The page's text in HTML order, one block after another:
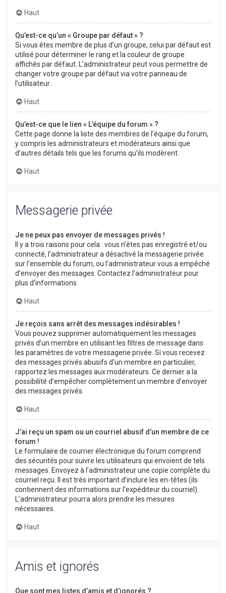
Haut
Qu’est-ce qu’un « Groupe par défaut » ?
Si vous êtes membre de plus d’un groupe, celui par défaut est
utilisé pour déterminer le rang et la couleur de groupe
affichés par défaut. L’administrateur peut vous permettre de
changer votre groupe par défaut via votre panneau de
l’utilisateur.
Haut
Qu’est-ce que le lien « L’équipe du forum » ?
Cette page donne la liste des membres de l’équipe du forum,
y compris les administrateurs et modérateurs ainsi que
d’autres détails tels que les forums qu’ils modèrent.
Haut
Messagerie privée
Je ne peux pas envoyer de messages privés !
Il y a trois raisons pour cela : vous n’êtes pas enregistré et/ou
connecté, l’administrateur a désactivé la messagerie privée
sur l’ensemble du forum, ou l’administrateur vous a empêché
d’envoyer des messages. Contactez l’administrateur pour
plus d’informations.
Haut
Je reçois sans arrêt des messages indésirables !
Vous pouvez supprimer automatiquement les messages
privés d’un membre en utilisant les filtres de message dans
les paramètres de votre messagerie privée. Si vous recevez
des messages privés abusifs d’un membre en particulier,
rapportez les messages aux modérateurs. Ce dernier a la
possibilité d’empêcher complètement un membre d’envoyer
des messages privés.
Haut
J’ai reçu un spam ou un courriel abusif d’un membre de ce
forum !
Le formulaire de courrier électronique du forum comprend
des sécurités pour suivre les utilisateurs qui envoient de tels
messages. Envoyez à l’administrateur une copie complète du
courriel reçu. Il est très important d’inclure les en-têtes (ils
contiennent des informations sur l’expéditeur du courriel).
L’administrateur pourra alors prendre les mesures
nécessaires.
Haut
Amis et ignorés
Que sont mes listes d’amis et d’ignorés ?